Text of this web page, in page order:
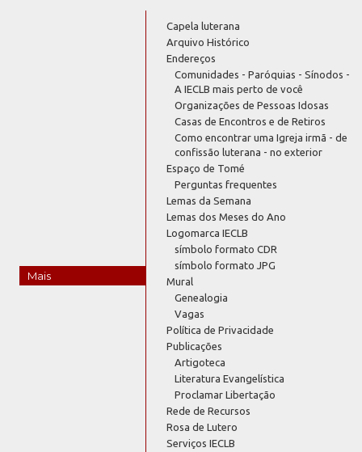
Mais
Capela luterana
Arquivo Histórico
Endereços
Comunidades - Paróquias - Sínodos -
A IECLB mais perto de você
Organizações de Pessoas Idosas
Casas de Encontros e de Retiros
Como encontrar uma Igreja irmã - de
confissão luterana - no exterior
Espaço de Tomé
Perguntas frequentes
Lemas da Semana
Lemas dos Meses do Ano
Logomarca IECLB
símbolo formato CDR
símbolo formato JPG
Mural
Genealogia
Vagas
Política de Privacidade
Publicações
Artigoteca
Literatura Evangelística
Proclamar Libertação
Rede de Recursos
Rosa de Lutero
Serviços IECLB